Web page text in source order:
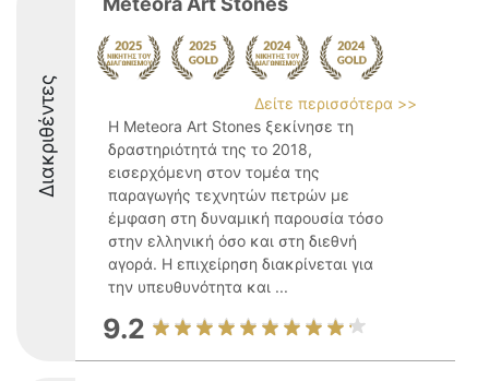
Διακριθέντες
Δείτε περισσότερα >>
Η Meteora Art Stones ξεκίνησε τη
δραστηριότητά της το 2018,
εισερχόμενη στον τομέα της
παραγωγής τεχνητών πετρών με
έμφαση στη δυναμική παρουσία τόσο
στην ελληνική όσο και στη διεθνή
αγορά. Η επιχείρηση διακρίνεται για
την υπευθυνότητα και ...
9.2